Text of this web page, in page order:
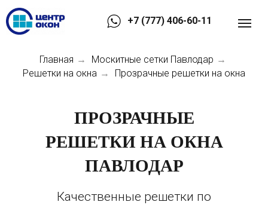
+7 (777) 406-60-11
Главная → Москитные сетки Павлодар →
Решетки на окна → Прозрачные решетки на окна
ПРОЗРАЧНЫЕ
РЕШЕТКИ НА ОКНА
ПАВЛОДАР
Качественные решетки по